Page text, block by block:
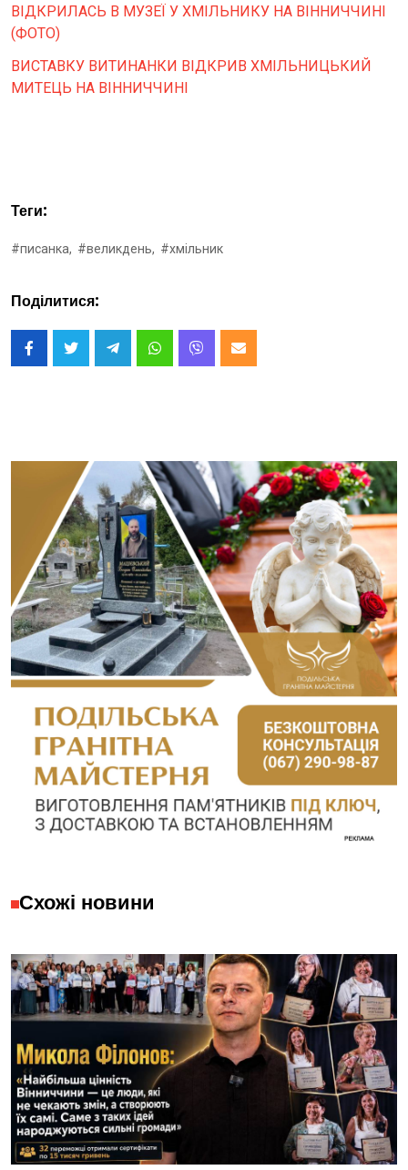
ВІДКРИЛАСЬ В МУЗЕЇ У ХМІЛЬНИКУ НА ВІННИЧЧИНІ
(ФОТО)
ВИСТАВКУ ВИТИНАНКИ ВІДКРИВ ХМІЛЬНИЦЬКИЙ
МИТЕЦЬ НА ВІННИЧЧИНІ
Теги:
#писанка, #великдень, #хмільник
Поділитися:
Схожі новини